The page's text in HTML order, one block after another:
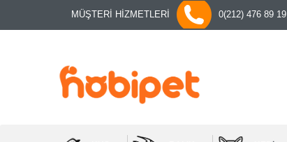
MÜŞTERİ HİZMETLERİ 0(212) 476 89 19